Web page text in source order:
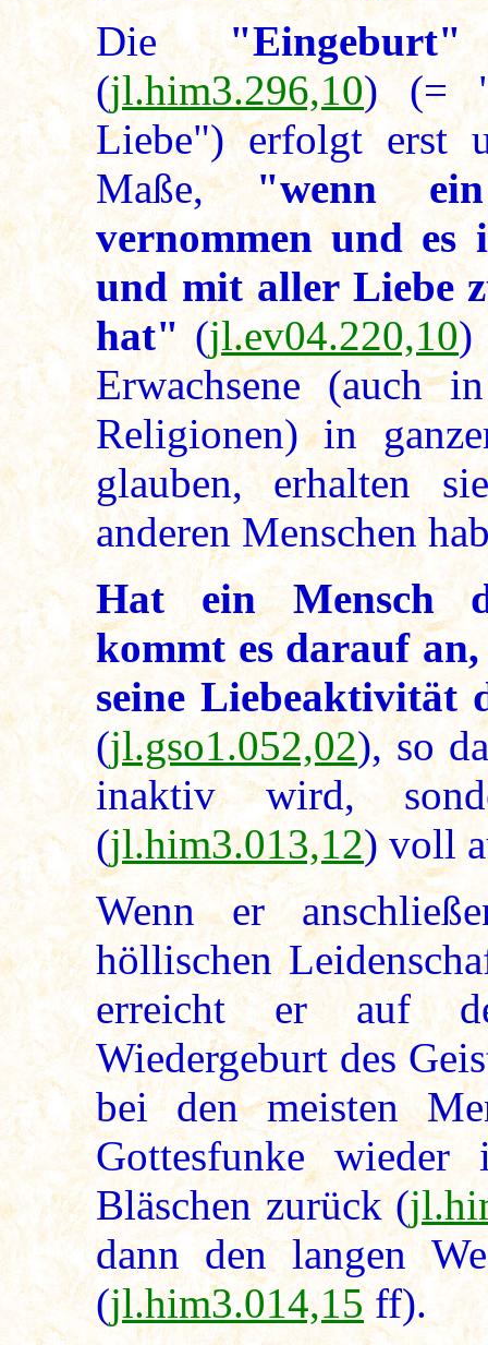
Die "Eingeburt"
(jl.him3.296,10) (=
Liebe") erfolgt erst
Maße, "wenn
vernommen und es
und mit aller Liebe
hat" (jl.ev04.220,10)
Erwachsene (auch
Religionen) in
glauben, erhalten
anderen Menschen
Hat ein Mensch
kommt es darauf
seine Liebeaktivität
(jl.gso1.052,02), so
inaktiv wird,
(jl.him3.013,12) voll
Wenn er
höllischen
erreicht er auf
Wiedergeburt des
bei den meisten
Gottesfunke
Bläschen zurück (
dann den langen
(jl.him3.014,15ff).